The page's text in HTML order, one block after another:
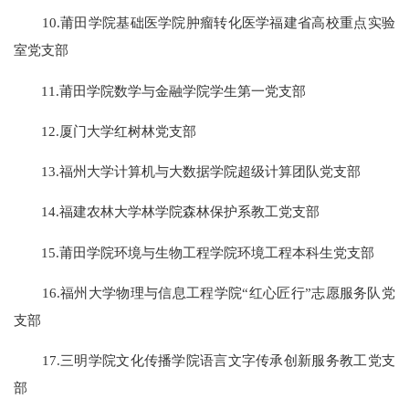
10.莆田学院基础医学院肿瘤转化医学福建省高校重点实验
室党支部
11.莆田学院数学与金融学院学生第一党支部
12.厦门大学红树林党支部
13.福州大学计算机与大数据学院超级计算团队党支部
14.福建农林大学林学院森林保护系教工党支部
15.莆田学院环境与生物工程学院环境工程本科生党支部
16.福州大学物理与信息工程学院“红心匠行”志愿服务队党
支部
17.三明学院文化传播学院语言文字传承创新服务教工党支
部